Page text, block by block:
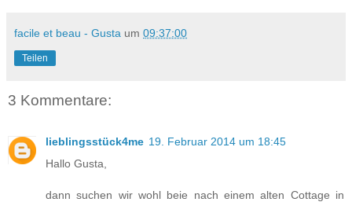
facile et beau - Gusta um 09:37:00
Teilen
3 Kommentare:
lieblingsstück4me 19. Februar 2014 um 18:45
Hallo Gusta,
dann suchen wir wohl beie nach einem alten Cottage in